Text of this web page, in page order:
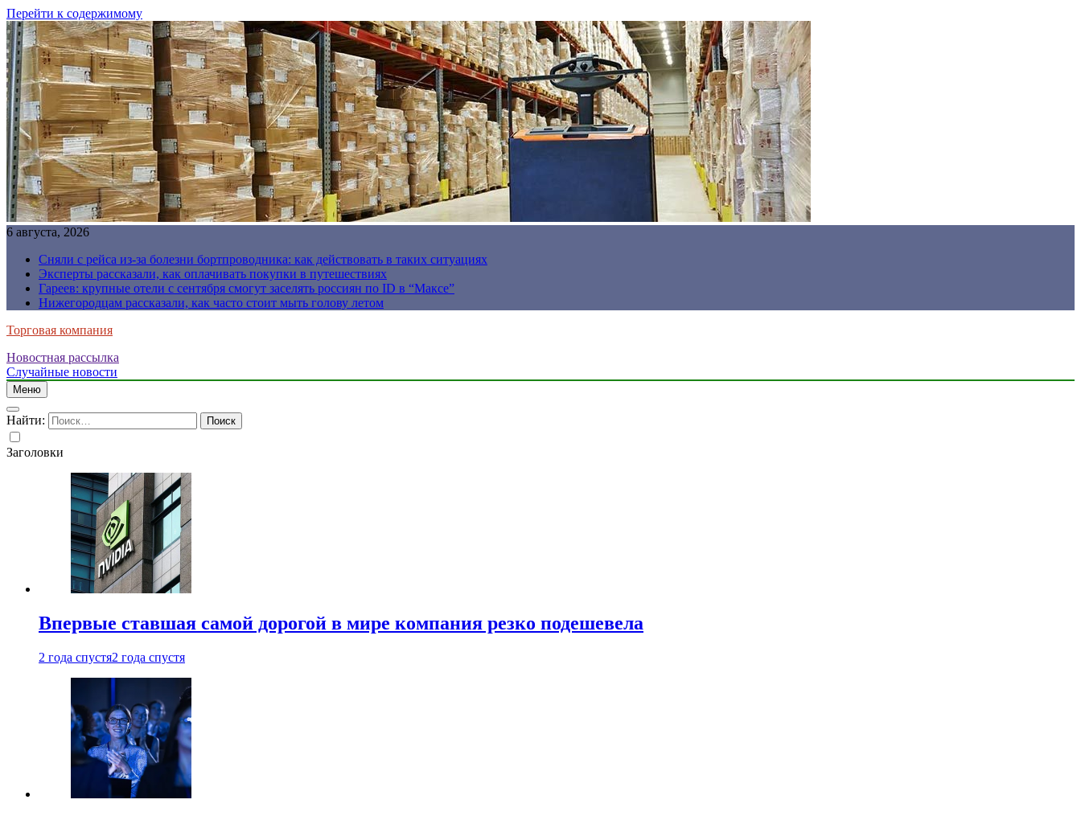
Перейти к содержимому
6 августа, 2026
Сняли с рейса из-за болезни бортпроводника: как действовать в таких ситуациях
Эксперты рассказали, как оплачивать покупки в путешествиях
Гареев: крупные отели с сентября смогут заселять россиян по ID в “Максе”
Нижегородцам рассказали, как часто стоит мыть голову летом
Торговая компания
Новостная рассылка
Случайные новости
Меню
Найти:
Заголовки
Впервые ставшая самой дорогой в мире компания резко подешевела
2 года спустя2 года спустя